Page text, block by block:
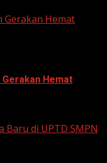
Gerakan Hemat
Gerakan Hemat
Baru di UPTD SMPN